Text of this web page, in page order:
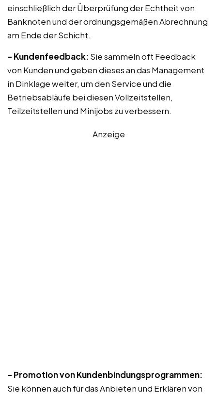
einschließlich der Überprüfung der Echtheit von
Banknoten und der ordnungsgemäßen Abrechnung
am Ende der Schicht.
– Kundenfeedback: Sie sammeln oft Feedback
von Kunden und geben dieses an das Management
in Dinklage weiter, um den Service und die
Betriebsabläufe bei diesen Vollzeitstellen,
Teilzeitstellen und Minijobs zu verbessern.
Anzeige
– Promotion von Kundenbindungsprogrammen:
Sie können auch für das Anbieten und Erklären von